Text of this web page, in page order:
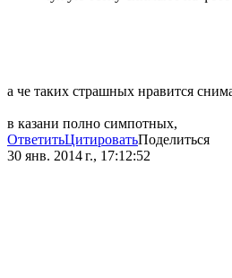
а че таких страшных нравится
в казани полно симпотных,
ОтветитьЦитироватьПоделиться
30 янв. 2014 г., 17:12:52